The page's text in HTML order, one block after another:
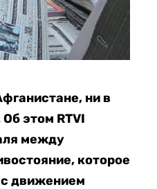
ни в
этом RTVI
между
которое
движением